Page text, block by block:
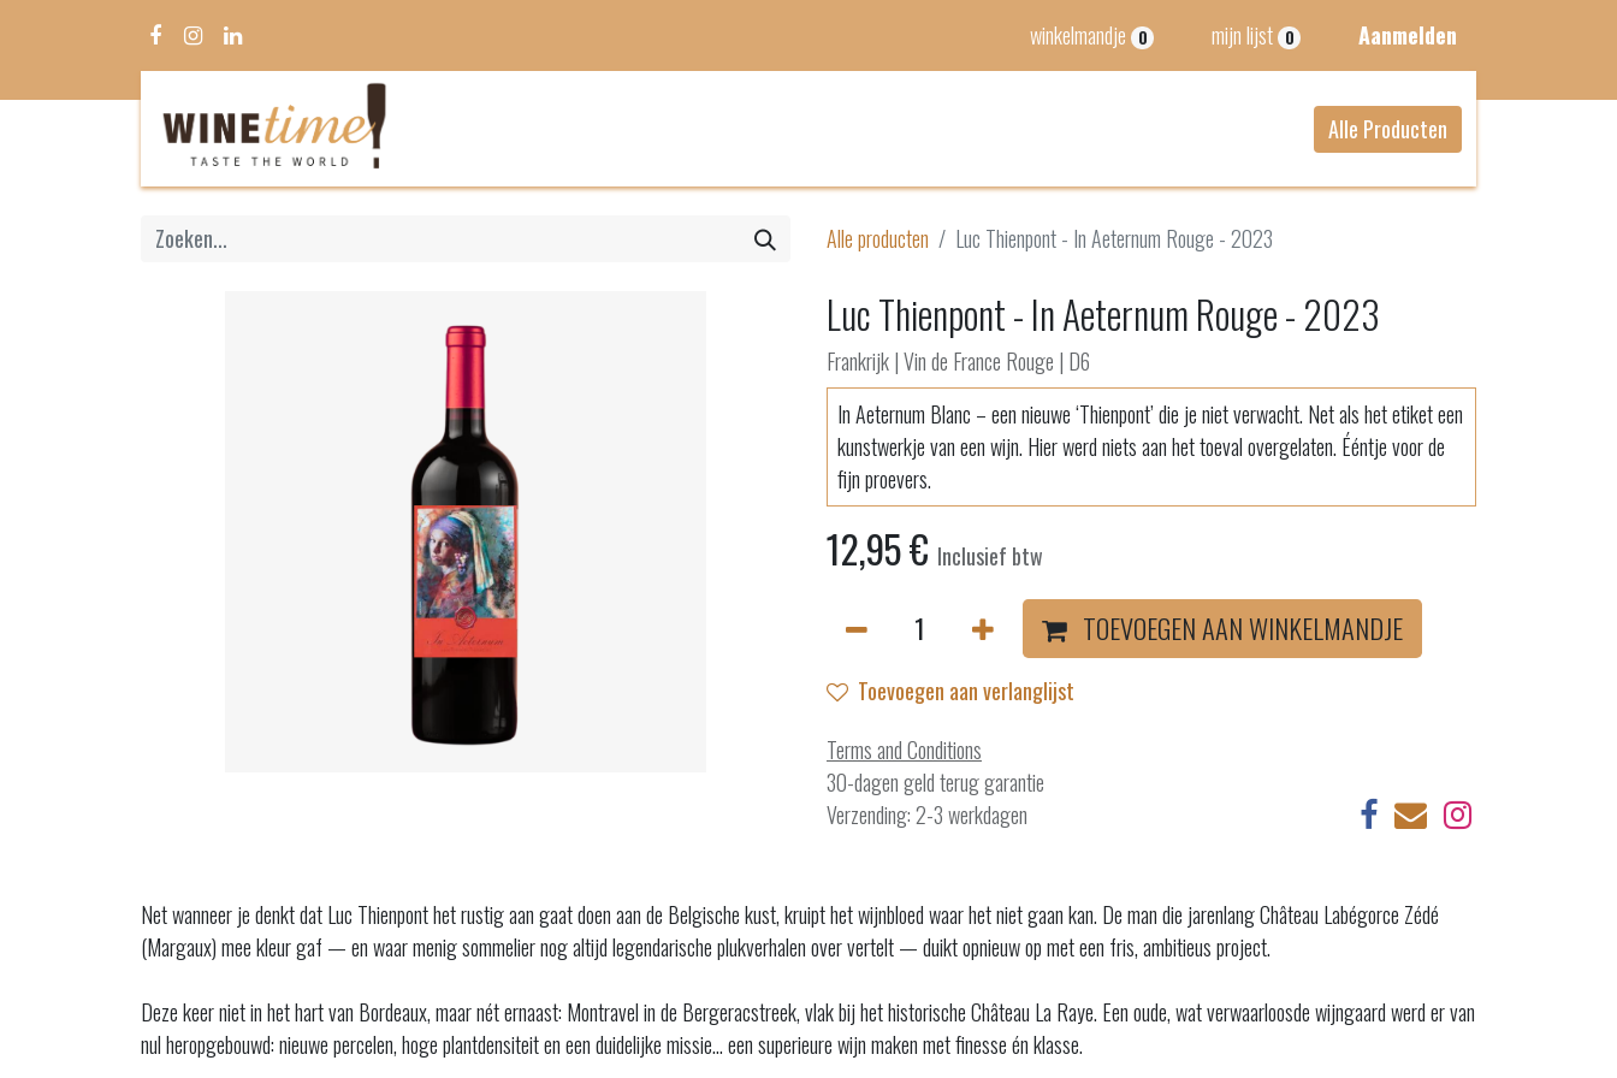
winkelmandje 0 mijn lijst 0 Aanmelden
Alle Producten
Alle producten Luc Thienpont - In Aeternum Rouge - 2023
Luc Thienpont - In Aeternum Rouge - 2023
Frankrijk | Vin de France Rouge | D6
In Aeternum Blanc – een nieuwe ‘Thienpont’ die je niet verwacht. Net als het etiket een
kunstwerkje van een wijn. Hier werd niets aan het toeval overgelaten. Ééntje voor de
fijn proevers.
12,95€ Inclusief btw
TOEVOEGEN AAN WINKELMANDJE
Toevoegen aan verlanglijst
Terms and Conditions
30-dagen geld terug garantie
Verzending: 2-3 werkdagen
Net wanneer je denkt dat Luc Thienpont het rustig aan gaat doen aan de Belgische kust, kruipt het wijnbloed waar het niet gaan kan. De man die jarenlang Château Labégorce Zédé
(Margaux) mee kleur gaf — en waar menig sommelier nog altijd legendarische plukverhalen over vertelt — duikt opnieuw op met een fris, ambitieus project.
Deze keer niet in het hart van Bordeaux, maar nét ernaast: Montravel in de Bergeracstreek, vlak bij het historische Château La Raye. Een oude, wat verwaarloosde wijngaard werd er van
nul heropgebouwd: nieuwe percelen, hoge plantdensiteit en een duidelijke missie… een superieure wijn maken met finesse én klasse.